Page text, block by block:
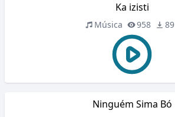
Ka izisti
Música 958 89
Ninguém Sima Bó